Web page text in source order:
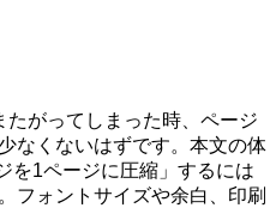
がってしまった時、ページ
なくないはずです。本文の体
を1ページに圧縮」するには
フォントサイズや余白、印刷